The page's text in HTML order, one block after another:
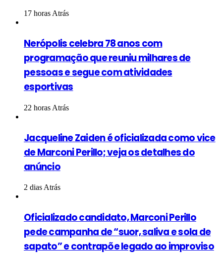
17 horas Atrás
Nerópolis celebra 78 anos com
programação que reuniu milhares de
pessoas e segue com atividades
esportivas
22 horas Atrás
Jacqueline Zaiden é oficializada como vice
de Marconi Perillo; veja os detalhes do
anúncio
2 dias Atrás
Oficializado candidato, Marconi Perillo
pede campanha de “suor, saliva e sola de
sapato” e contrapõe legado ao improviso